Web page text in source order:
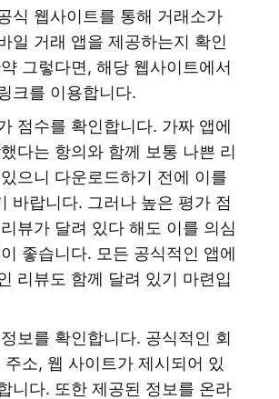
식 웹사이트를 통해 거래소가
일 거래 앱을 제공하는지 확인
그렇다면, 해당 웹사이트에서
크를 이용합니다.
점수를 확인합니다. 가짜 앱에
다는 항의와 함께 보통 나쁜 리
으니 다운로드하기 전에 이를
바랍니다. 그러나 높은 평가 점
뷰가 달려 있다 해도 이를 의심
좋습니다. 모든 공식적인 앱에
리뷰도 함께 달려 있기 마련입
보를 확인합니다. 공식적인 회
주소, 웹 사이트가 제시되어 있
니다. 또한 제공된 정보를 온라